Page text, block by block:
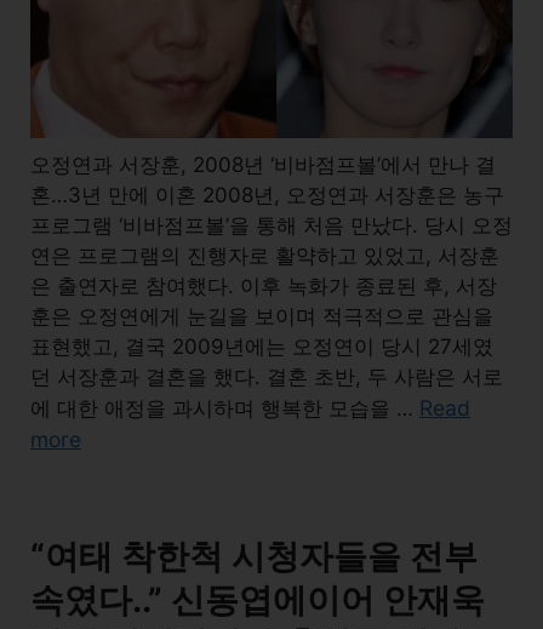
오정연과 서장훈, 2008년 ‘비바점프볼’에서 만나 결
혼…3년 만에 이혼 2008년, 오정연과 서장훈은 농구
프로그램 ‘비바점프볼’을 통해 처음 만났다. 당시 오정
연은 프로그램의 진행자로 활약하고 있었고, 서장훈
은 출연자로 참여했다. 이후 녹화가 종료된 후, 서장
훈은 오정연에게 눈길을 보이며 적극적으로 관심을
표현했고, 결국 2009년에는 오정연이 당시 27세였
던 서장훈과 결혼을 했다. 결혼 초반, 두 사람은 서로
에 대한 애정을 과시하며 행복한 모습을 … Read
more
“여태 착한척 시청자들을 전부
속였다..” 신동엽에이어 안재욱